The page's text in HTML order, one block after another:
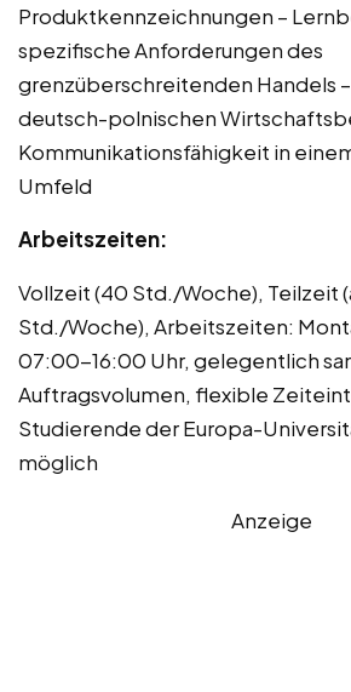
Produktkennzeichnungen –
spezifische Anforderungen des
grenzüberschreitenden Handels
deutsch-polnischen
Kommunikationsfähigkeit in
Umfeld
Arbeitszeiten:
Vollzeit (40 Std./Woche), Teilzeit
Std./Woche), Arbeitszeiten:
07:00-16:00 Uhr, gelegentlich
Auftragsvolumen, flexible
Studierende der Europa-
möglich
Anzeige